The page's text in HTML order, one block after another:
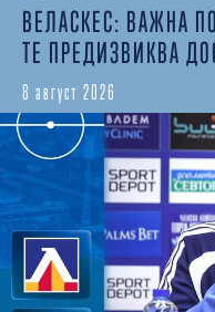
ВЕЛАСКЕС: ВАЖНА
ТЕ ПРЕДИЗВИКВА
8 август 2026